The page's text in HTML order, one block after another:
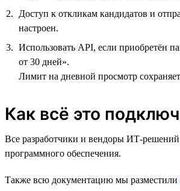
Доступ к откликам кандидатов и
настроен.
Использовать API, если приобретён
от 30 дней».
Лимит на дневной просмотр
Как всё это
Все разработчики и вендоры ИТ-решений
программного обеспечения.
Также всю документацию мы разместили